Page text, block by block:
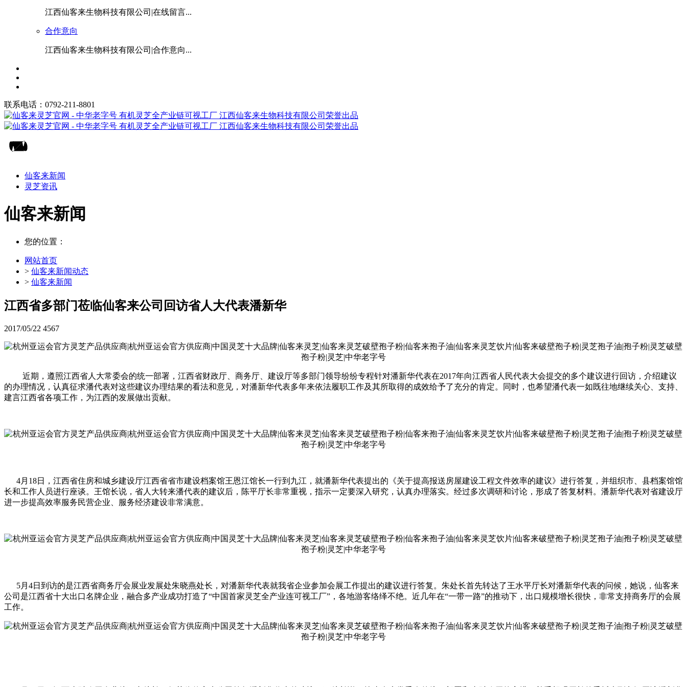
江西仙客来生物科技有限公司|在线留言...
合作意向
江西仙客来生物科技有限公司|合作意向...
联系电话：0792-211-8801
仙客来新闻
灵芝资讯
仙客来新闻
您的位置：
网站首页
> 仙客来新闻动态
> 仙客来新闻
江西省多部门莅临仙客来公司回访省人大代表潘新华
2017/05/22 4567
近期，遵照江西省人大常委会的统一部署，江西省财政厅、商务厅、建设厅等多部门领导纷纷专程针对潘新华代表在2017年向江西省人民代表大会提交的多个建议进行回访，介绍建议
的办理情况，认真征求潘代表对这些建议办理结果的看法和意见，对潘新华代表多年来依法履职工作及其所取得的成效给予了充分的肯定。同时，也希望潘代表一如既往地继续关心、支持、
建言江西省各项工作，为江西的发展做出贡献。
4月18日，江西省住房和城乡建设厅江西省省市建设档案馆王恩江馆长一行到九江，就潘新华代表提出的《关于提高报送房屋建设工程文件效率的建议》进行答复，并组织市、县档案馆馆
长和工作人员进行座谈。王馆长说，省人大转来潘代表的建议后，陈平厅长非常重视，指示一定要深入研究，认真办理落实。经过多次调研和讨论，形成了答复材料。潘新华代表对省建设厅
进一步提高效率服务民营企业、服务经济建设非常满意。
5月4日到访的是江西省商务厅会展业发展处朱晓燕处长，对潘新华代表就我省企业参加会展工作提出的建议进行答复。朱处长首先转达了王水平厅长对潘新华代表的问候，她说，仙客来
公司是江西省十大出口名牌企业，融合多产业成功打造了“中国首家灵芝全产业连可视工厂”，各地游客络绎不绝。近几年在“一带一路”的推动下，出口规模增长很快，非常支持商务厅的会展
工作。